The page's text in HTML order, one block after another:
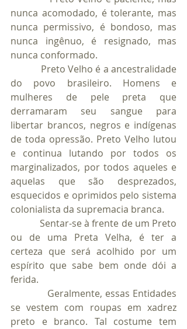
nunca acomodado, é tolerante, mas
nunca permissivo, é bondoso, mas
nunca ingênuo, é resignado, mas
nunca conformado.
do povo brasileiro. Homens e
mulheres de pele preta que
derramaram seu sangue para
libertar brancos, negros e indígenas
de toda opressão. Preto Velho lutou
e continua lutando por todos os
marginalizados, por todos aqueles e
aquelas que são desprezados,
esquecidos e oprimidos pelo sistema
colonialista da supremacia branca.
ou de uma Preta Velha, é ter a
certeza que será acolhido por um
espírito que sabe bem onde dói a
ferida.
se vestem com roupas em xadrez
preto e branco. Tal costume tem